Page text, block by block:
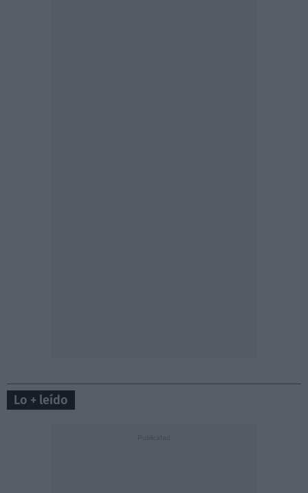
Lo + leído